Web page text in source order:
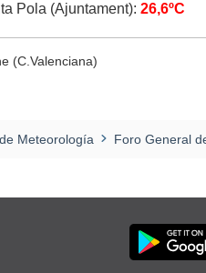
Pola (Ajuntament):26,6ºC
(C.Valenciana)
Meteorología Foro General